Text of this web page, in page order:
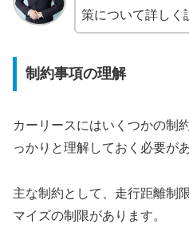
策について詳しく
制約事項の理解
カーリースにはいくつかの制
っかりと理解しておく必要が
主な制約として、走行距離制
マイズの制限があります。